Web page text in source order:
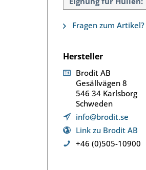
Fragen zum Artikel?
Hersteller
Brodit AB
Gesällvägen 8
546 34 Karlsborg
Schweden
info@brodit.se
Link zu Brodit AB
+46 (0)505-10900